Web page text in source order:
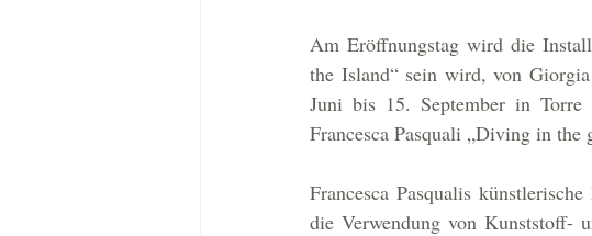
Am Eröffnungstag wird die
the Island“ sein wird, von
Juni bis 15. September in Torre
Francesca Pasquali „Diving in the
Francesca Pasqualis
die Verwendung von Kunststoff-